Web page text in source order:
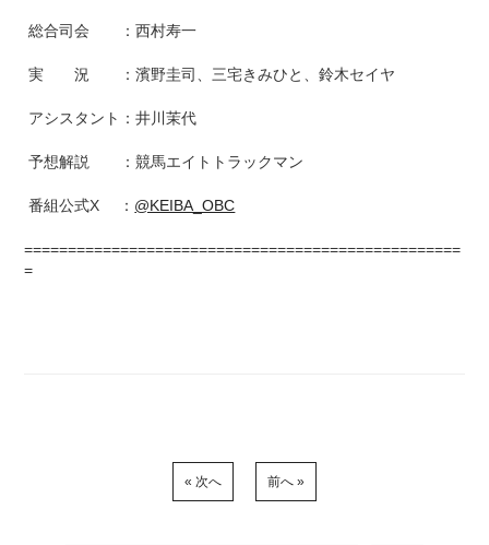
総合司会 ：西村寿一
実 況 ：濱野圭司、三宅きみひと、鈴木セイヤ
アシスタント：井川茉代
予想解説 ：競馬エイトトラックマン
番組公式X ： @KEIBA_OBC
==================================================
=
« 次へ 前へ »